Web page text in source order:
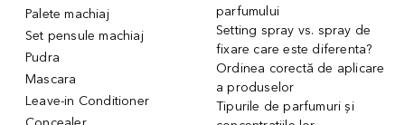
Palete machiaj
Set pensule machiaj
Pudra
Mascara
Leave-in Conditioner
parfumului
Setting spray vs. spray de
fixare care este diferenta?
Ordinea corectă de aplicare
a produselor
Tipurile de parfumuri și